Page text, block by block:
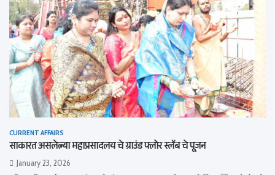
CURRENT AFFAIRS
साकारत असलेल्या महाप्रसादलय चे ग्राउंड फ्लोर स्लॅब चे पूजन
January 23, 2026